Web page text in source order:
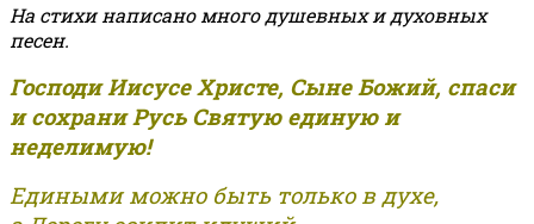
На стихи написано много душевных и духовных
песен.
Господи Иисусе Христе, Сыне Божий, спаси
и сохрани Русь Святую единую и
неделимую!
Едиными можно быть только в духе,